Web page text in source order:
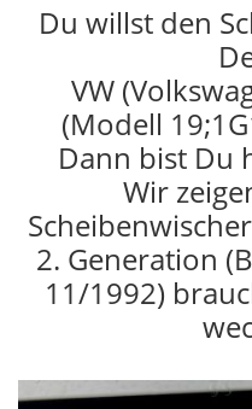
Du willst den
VW
(Modell
Dann bist Du
Wir
2. Generation
11/1992)